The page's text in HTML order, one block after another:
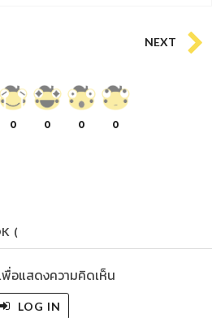
NEXT
0 0 0 0
(
พื่อแสดงความคิดเห็น
LOG IN